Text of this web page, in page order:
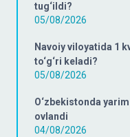
tug‘ildi?
05/08/2026
Navoiy viloyatida 1
to‘g‘ri keladi?
05/08/2026
O‘zbekistonda
ovlandi
04/08/2026